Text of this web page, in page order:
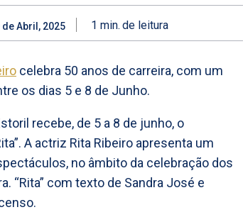
de Abril, 2025 1 min. de leitura
celebra 50 anos de carreira, com um
os dias 5 e 8 de Junho.
recebe, de 5 a 8 de junho, o
A actriz Rita Ribeiro apresenta um
no âmbito da celebração dos
“Rita” com texto de Sandra José e